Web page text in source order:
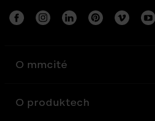
O mmcité
O produktech